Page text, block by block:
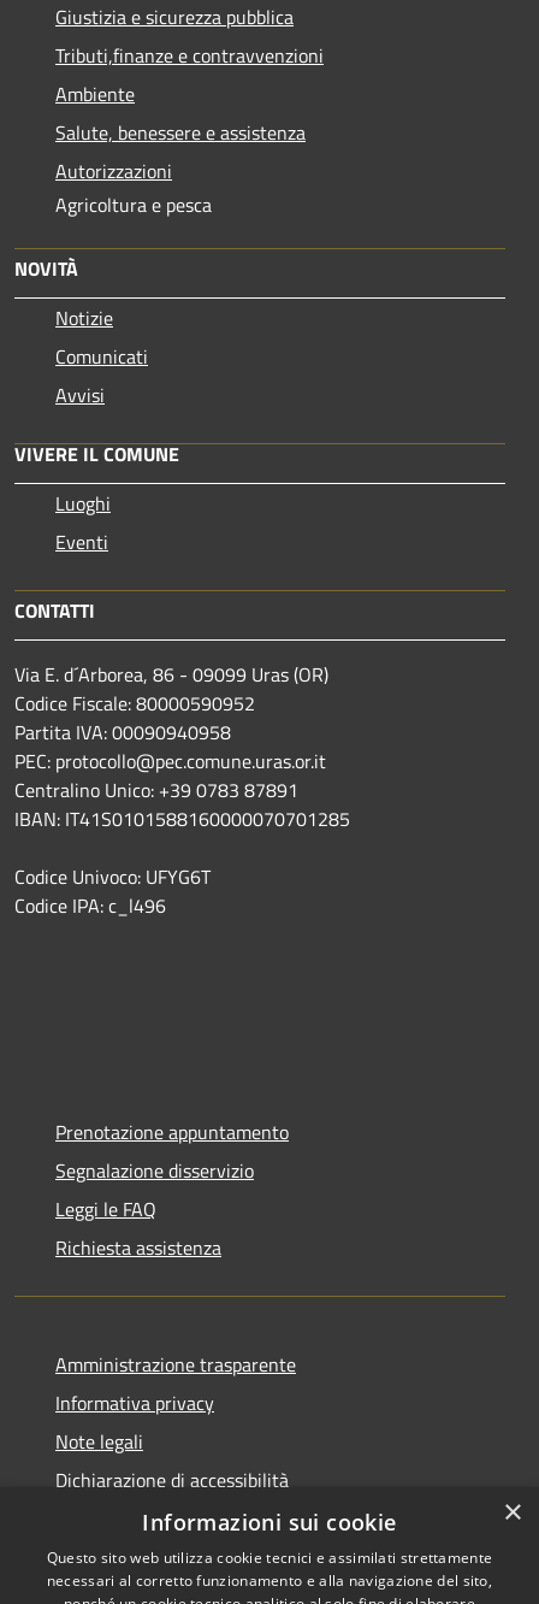
Giustizia e sicurezza pubblica
Tributi,finanze e contravvenzioni
Ambiente
Salute, benessere e assistenza
Autorizzazioni
Agricoltura e pesca
NOVITÀ
Notizie
Comunicati
Avvisi
VIVERE IL COMUNE
Luoghi
Eventi
CONTATTI
Via E. d´Arborea, 86 - 09099 Uras (OR)
Codice Fiscale: 80000590952
Partita IVA: 00090940958
PEC: protocollo@pec.comune.uras.or.it
Centralino Unico: +39 0783 87891
IBAN: IT41S0101588160000070701285
Codice Univoco: UFYG6T
Codice IPA: c_l496
Prenotazione appuntamento
Segnalazione disservizio
Leggi le FAQ
Richiesta assistenza
Amministrazione trasparente
Informativa privacy
Note legali
Dichiarazione di accessibilità
×
Informazioni sui cookie
Questo sito web utilizza cookie tecnici e assimilati strettamente
necessari al corretto funzionamento e alla navigazione del sito,